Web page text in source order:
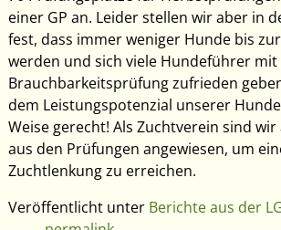
einer GP an. Leider stellen wir aber in
fest, dass immer weniger Hunde bis
werden und sich viele Hundeführer
Brauchbarkeitsprüfung zufrieden
dem Leistungspotenzial unserer
Weise gerecht! Als Zuchtverein sind
aus den Prüfungen angewiesen, um
Zuchtlenkung zu erreichen.
Veröffentlicht unter Berichte aus der